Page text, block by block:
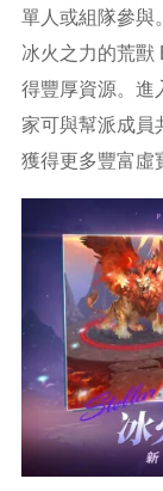
單人或組隊參與
冰火之力的荒獸
得豐厚資源。進
家可與幫派成員
獲得更多豐富虛